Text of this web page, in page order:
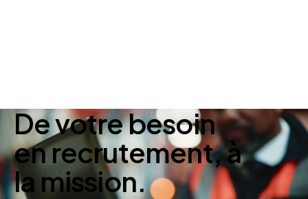
De votre besoin
en recrutement, à
la mission.